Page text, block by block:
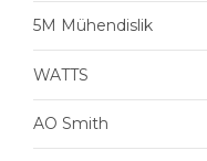
5M Mühendislik
WATTS
AO Smith